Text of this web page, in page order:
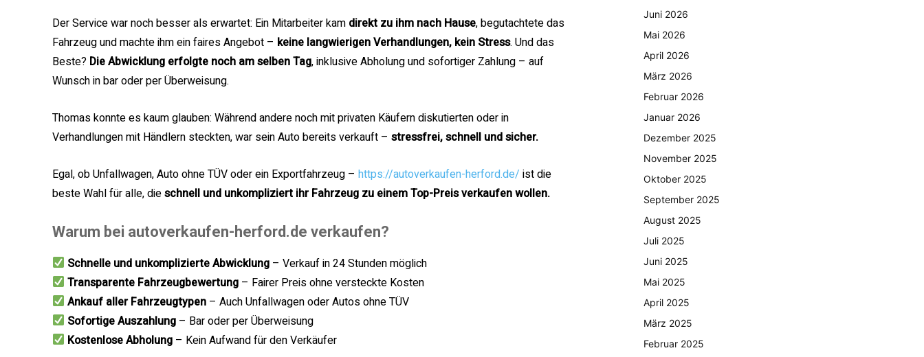
Der Service war noch besser als erwartet: Ein Mitarbeiter kam direkt zu ihm nach Hause, begutachtete das
Fahrzeug und machte ihm ein faires Angebot – keine langwierigen Verhandlungen, kein Stress. Und das
Beste? Die Abwicklung erfolgte noch am selben Tag, inklusive Abholung und sofortiger Zahlung – auf
Wunsch in bar oder per Überweisung.
Thomas konnte es kaum glauben: Während andere noch mit privaten Käufern diskutierten oder in
Verhandlungen mit Händlern steckten, war sein Auto bereits verkauft – stressfrei, schnell und sicher.
Egal, ob Unfallwagen, Auto ohne TÜV oder ein Exportfahrzeug – https://autoverkaufen-herford.de/ ist die
beste Wahl für alle, dieschnell und unkompliziert ihr Fahrzeug zu einem Top-Preis verkaufen wollen.
Warum bei autoverkaufen-herford.de verkaufen?
Schnelle und unkomplizierte Abwicklung – Verkauf in 24 Stunden möglich
Transparente Fahrzeugbewertung – Fairer Preis ohne versteckte Kosten
Ankauf aller Fahrzeugtypen – Auch Unfallwagen oder Autos ohne TÜV
Sofortige Auszahlung – Bar oder per Überweisung
Kostenlose Abholung – Kein Aufwand für den Verkäufer
Juni 2026
Mai 2026
April 2026
März 2026
Februar 2026
Januar 2026
Dezember 2025
November 2025
Oktober 2025
September 2025
August 2025
Juli 2025
Juni 2025
Mai 2025
April 2025
März 2025
Februar 2025